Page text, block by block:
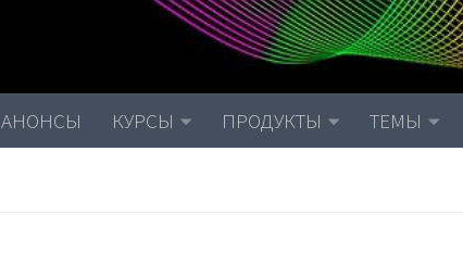
АНОНСЫ КУРСЫ ПРОДУКТЫ ТЕМЫ